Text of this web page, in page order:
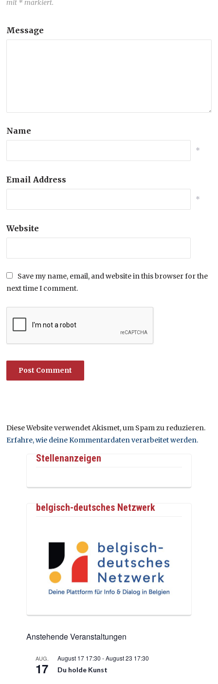
mit * markiert.
Message
Name
*
Email Address
*
Website
Save my name, email, and website in this browser for the
next time I comment.
Diese Website verwendet Akismet, um Spam zu reduzieren.
Erfahre, wie deine Kommentardaten verarbeitet werden.
Stellenanzeigen
belgisch-deutsches Netzwerk
Anstehende Veranstaltungen
AUG.
17
August 17 17:30 -August 23 17:30
Du holde Kunst